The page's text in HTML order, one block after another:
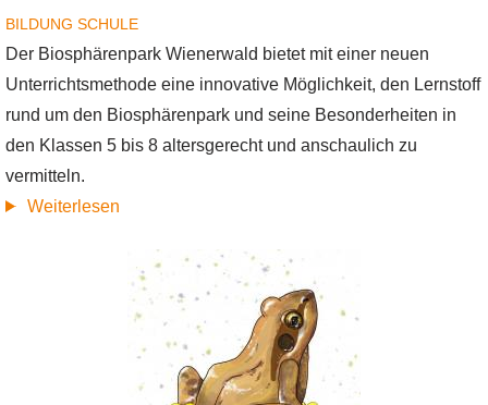
BILDUNG SCHULE
Der Biosphärenpark Wienerwald bietet mit einer neuen
Unterrichtsmethode eine innovative Möglichkeit, den Lernstoff
rund um den Biosphärenpark und seine Besonderheiten in
den Klassen 5 bis 8 altersgerecht und anschaulich zu
vermitteln.
Weiterlesen
Classroom
im
Biosphärenpark
Wienerwald:
Ein